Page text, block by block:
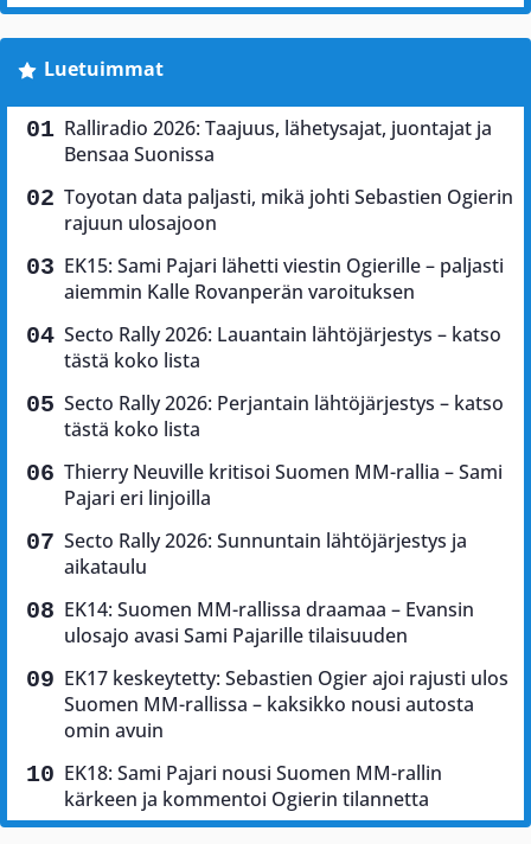
Luetuimmat
Ralliradio 2026: Taajuus, lähetysajat, juontajat ja
Bensaa Suonissa
Toyotan data paljasti, mikä johti Sebastien Ogierin
rajuun ulosajoon
EK15: Sami Pajari lähetti viestin Ogierille – paljasti
aiemmin Kalle Rovanperän varoituksen
Secto Rally 2026: Lauantain lähtöjärjestys – katso
tästä koko lista
Secto Rally 2026: Perjantain lähtöjärjestys – katso
tästä koko lista
Thierry Neuville kritisoi Suomen MM-rallia – Sami
Pajari eri linjoilla
Secto Rally 2026: Sunnuntain lähtöjärjestys ja
aikataulu
EK14: Suomen MM-rallissa draamaa – Evansin
ulosajo avasi Sami Pajarille tilaisuuden
EK17 keskeytetty: Sebastien Ogier ajoi rajusti ulos
Suomen MM-rallissa – kaksikko nousi autosta
omin avuin
EK18: Sami Pajari nousi Suomen MM-rallin
kärkeen ja kommentoi Ogierin tilannetta